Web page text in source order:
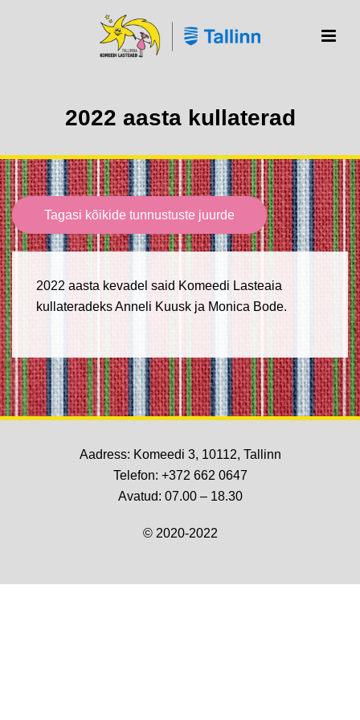
2022 aasta kullaterad
Tagasi kõikide tunnustuste juurde
2022 aasta kevadel said Komeedi Lasteaia
kullateradeks Anneli Kuusk ja Monica Bode.
Aadress: Komeedi 3, 10112, Tallinn
Telefon: +372 662 0647
Avatud: 07.00 – 18.30
© 2020-2022